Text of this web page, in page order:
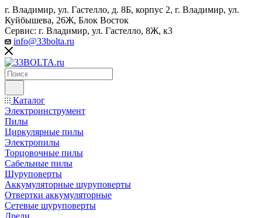
г. Владимир, ул. Гастелло, д. 8Б, корпус 2, г. Владимир, ул. ​
Куйбышева, 26Ж, Блок Восток
Сервис: г. Владимир, ул. Гастелло, 8Ж, к3
info@33bolta.ru
Каталог
Электроинструмент
Пилы
Циркулярные пилы
Электропилы
Торцовочные пилы
Сабельные пилы
Шуруповерты
Аккумуляторные шуруповерты
Отвертки аккумуляторные
Сетевые шуруповерты
Дрели